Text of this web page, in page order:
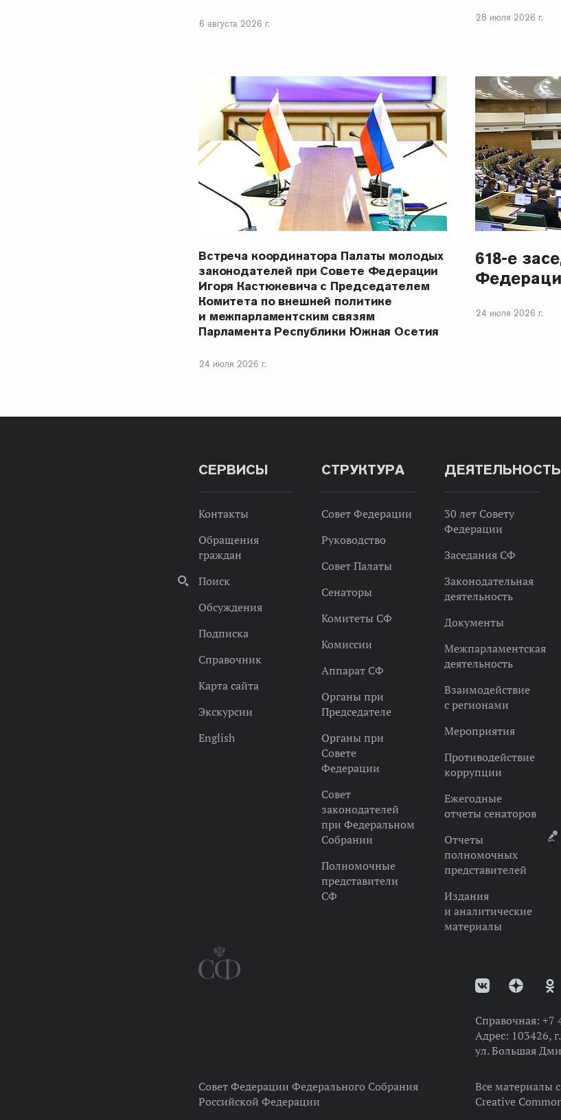
6 августа 2026 г.
28 июля 2026 г.
Встреча координатора Палаты молодых
законодателей при Совете Федерации
Игоря Кастюкевича с Председателем
Комитета по внешней политике
и межпарламентским связям
Парламента Республики Южная Осетия
24 июля 2026 г.
618-е
24 июля 2026 г.
СЕРВИСЫ
Контакты
Обращения
граждан
Поиск
Обсуждения
Подписка
Справочник
Карта сайта
Экскурсии
English
СТРУКТУРА
Совет Федерации
Руководство
Совет Палаты
Сенаторы
Комитеты СФ
Комиссии
Аппарат СФ
Органы при
Председателе
Органы при
Совете
Федерации
Совет
законодателей
при Федеральном
Собрании
Полномочные
представители
СФ
ДЕЯТЕЛЬНОСТЬ
30 лет Совету
Федерации
Заседания СФ
Законодательная
деятельность
Документы
Межпарламентская
деятельность
Взаимодействие
с регионами
Мероприятия
Противодействие
коррупции
Ежегодные
отчеты сенаторов
Отчеты
полномочных
представителей
Издания
и аналитические
материалы
Справочная: +7
Адрес: 103426,
ул. Большая
Совет Федерации Федерального Собрания
Российской Федерации
Все материалы
Creative